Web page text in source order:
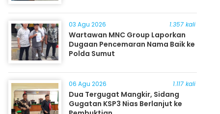
03 Agu 2026 1.357 kali
Wartawan MNC Group Laporkan
Dugaan Pencemaran Nama Baik ke
Polda Sumut
06 Agu 2026 1.117 kali
Dua Tergugat Mangkir, Sidang
Gugatan KSP3 Nias Berlanjut ke